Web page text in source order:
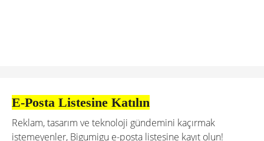
E-Posta Listesine Katılın
Reklam, tasarım ve teknoloji gündemini kaçırmak
istemeyenler, Bigumigu e-posta listesine kayıt olun!